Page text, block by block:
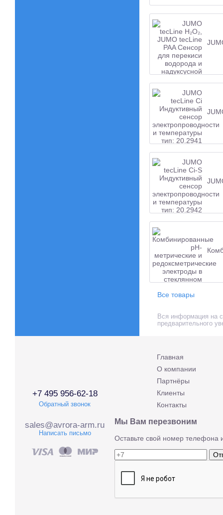
Все товары
Вся информация на
предварительного
+7 495 956-62-18
Обратный звонок
sales@avrora-arm.ru
Написать письмо
Главная
О компании
Партнёры
Клиенты
Контакты
Мы Вам перезвоним
Оставьте свой номер